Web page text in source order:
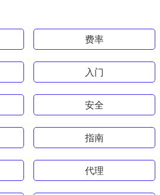
费率
入门
安全
指南
代理